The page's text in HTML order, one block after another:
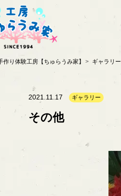
作り体験工房【ちゅらうみ家】 ギャラリー
2021.11.17 ギャラリー
その他